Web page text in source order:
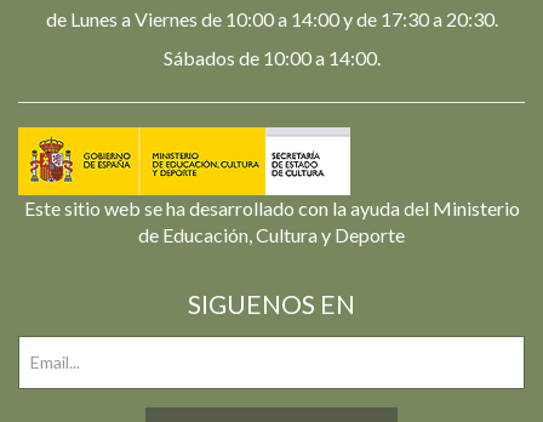
de Lunes a Viernes de 10:00 a 14:00 y de 17:30 a 20:30.
Sábados de 10:00 a 14:00.
Este sitio web se ha desarrollado con la ayuda del Ministerio
de Educación, Cultura y Deporte
SIGUENOS EN